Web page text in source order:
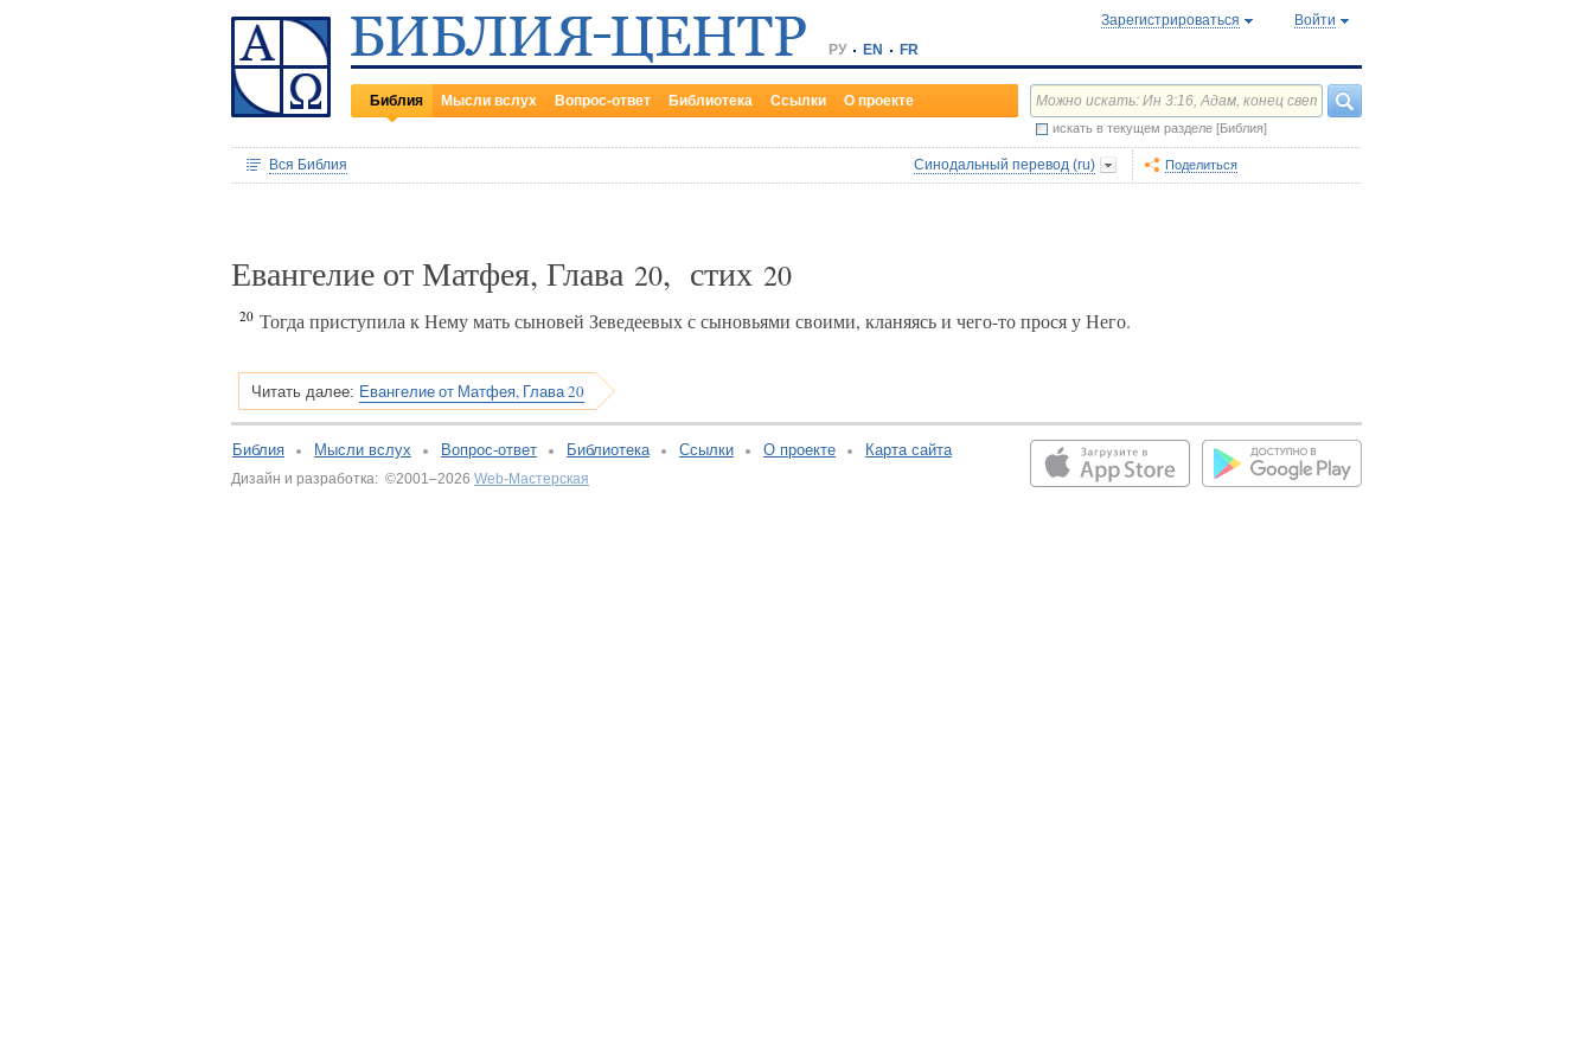
РУ EN FR
Зарегистрироваться Войти
Библия Мысли вслух Вопрос-ответ Библиотека Ссылки О проекте
искать в текущем разделе [Библия]
Вся Библия Синодальный перевод (ru) Поделиться
Евангелие от Матфея, Глава 20, стих 20
20 Тогда приступила к Нему мать сыновей Зеведеевых с сыновьями своими, кланяясь и чего-то прося у Него.
Читать далее: Евангелие от Матфея, Глава 20
Библия Мысли вслух Вопрос-ответ Библиотека Ссылки О проекте Карта сайта
Дизайн и разработка: ©2001–2026 Web-Мастерская